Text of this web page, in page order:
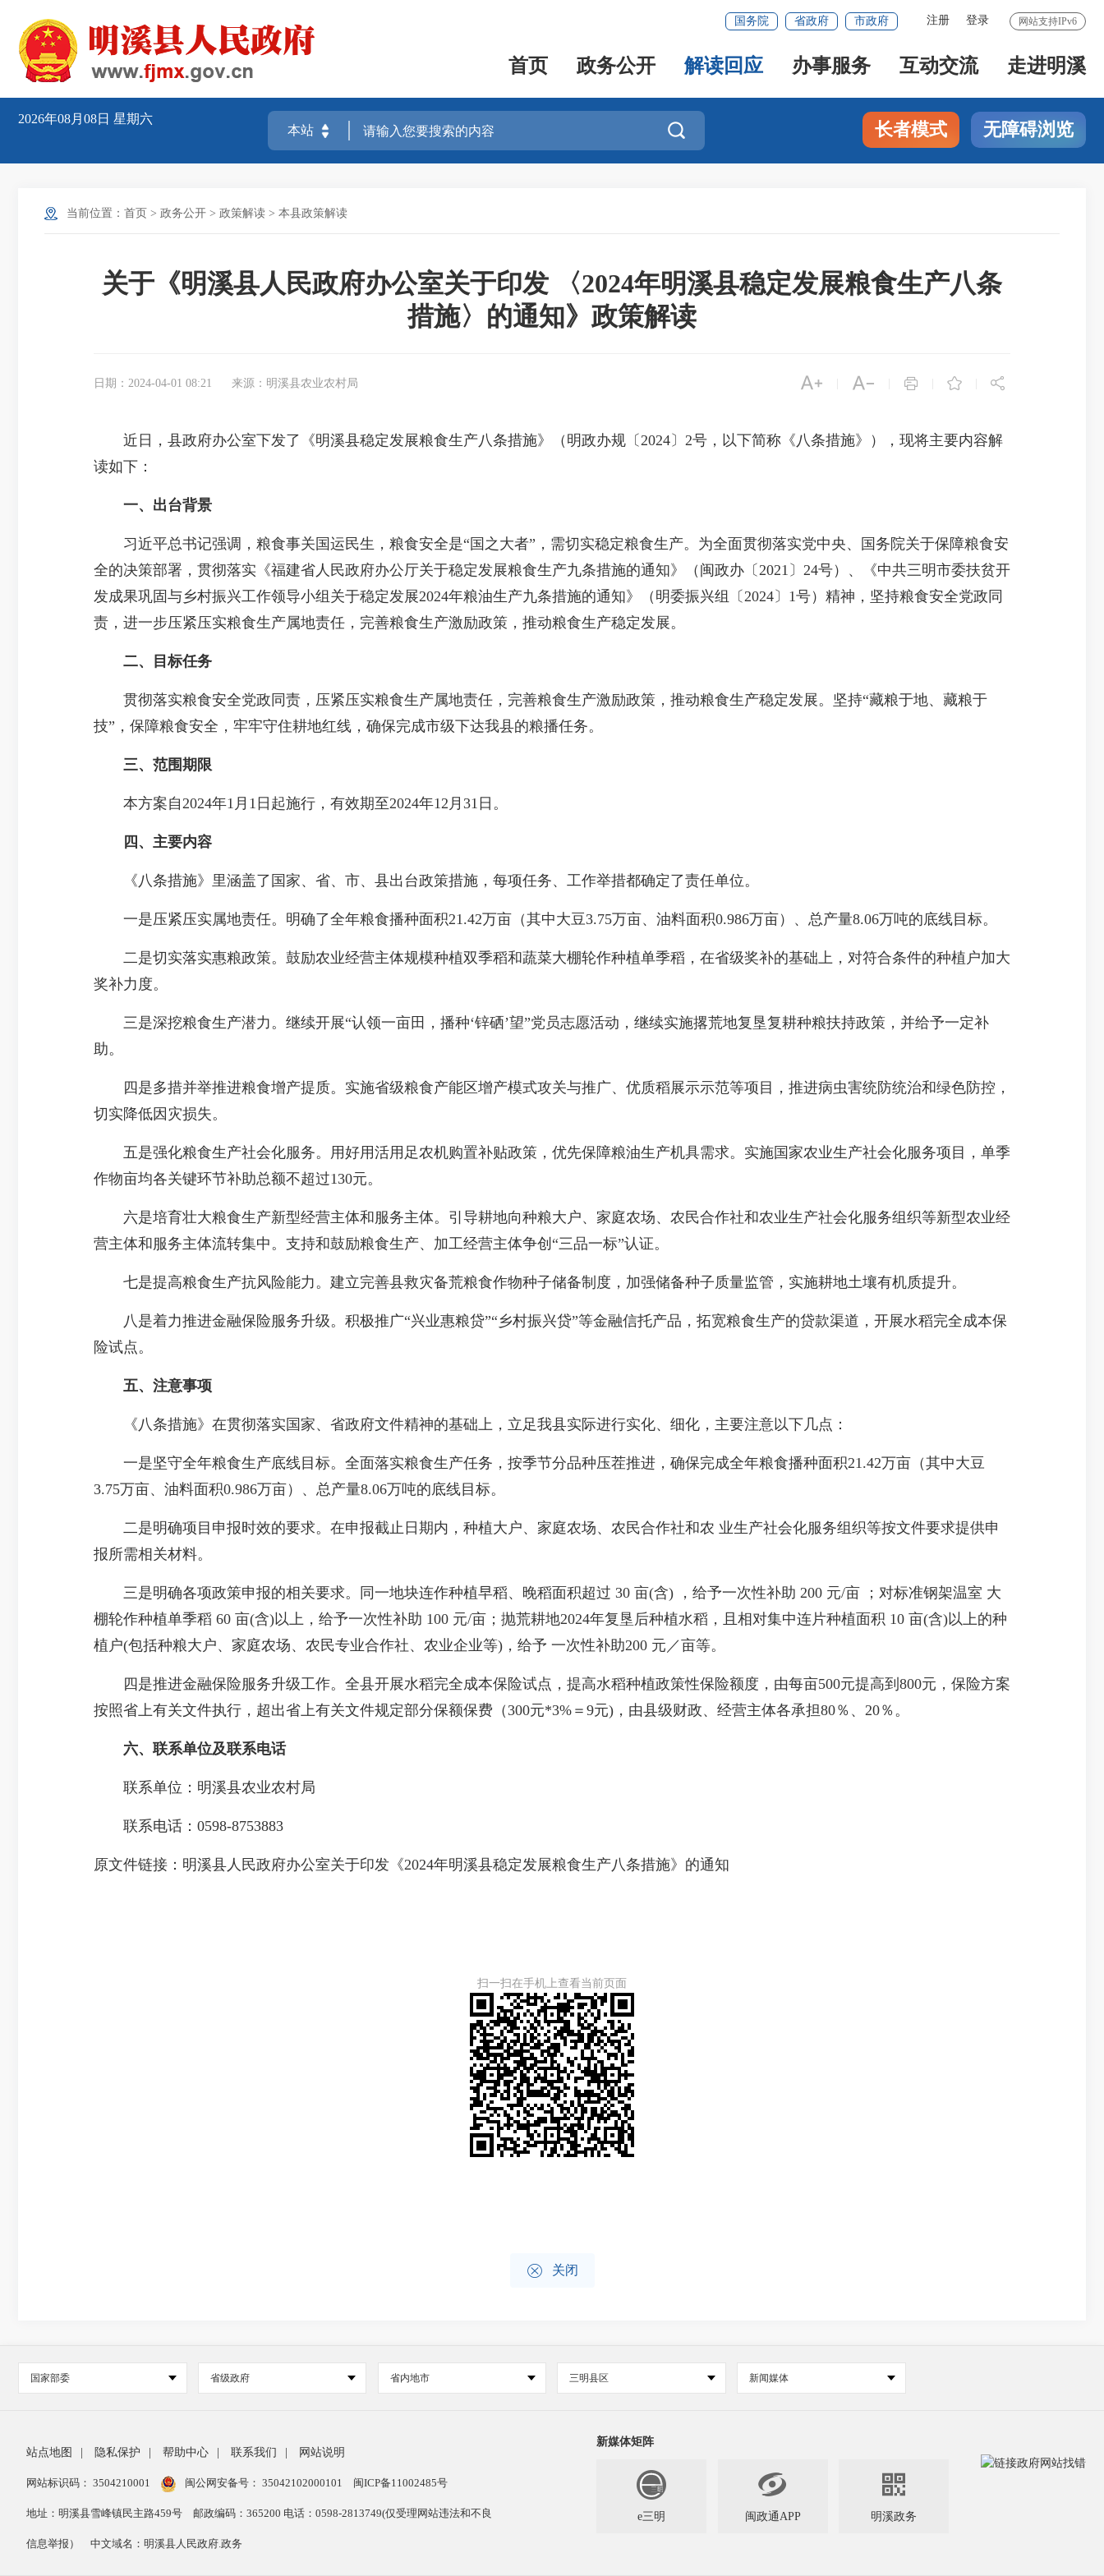
网站支持IPv6
注册 登录
国务院 省政府 市政府
首页 政务公开 解读回应 办事服务 互动交流 走进明溪
2026年08月08日 星期六
 长者模式 无障碍浏览
当前位置： 首页 > 政务公开 > 政策解读 > 本县政策解读
关于《明溪县人民政府办公室关于印发 〈2024年明溪县稳定发展粮食生产八条
措施〉的通知》政策解读
日期：2024-04-01 08:21 来源：明溪县农业农村局     
近日，县政府办公室下发了《明溪县稳定发展粮食生产八条措施》（明政办规〔2024〕2号，以下简称《八条措施》），现将主要内容解
读如下：
一、出台背景
习近平总书记强调，粮食事关国运民生，粮食安全是“国之大者”，需切实稳定粮食生产。为全面贯彻落实党中央、国务院关于保障粮食安
全的决策部署，贯彻落实《福建省人民政府办公厅关于稳定发展粮食生产九条措施的通知》（闽政办〔2021〕24号）、《中共三明市委扶贫开
发成果巩固与乡村振兴工作领导小组关于稳定发展2024年粮油生产九条措施的通知》（明委振兴组〔2024〕1号）精神，坚持粮食安全党政同
责，进一步压紧压实粮食生产属地责任，完善粮食生产激励政策，推动粮食生产稳定发展。
二、目标任务
贯彻落实粮食安全党政同责，压紧压实粮食生产属地责任，完善粮食生产激励政策，推动粮食生产稳定发展。坚持“藏粮于地、藏粮于
技”，保障粮食安全，牢牢守住耕地红线，确保完成市级下达我县的粮播任务。
三、范围期限
本方案自2024年1月1日起施行，有效期至2024年12月31日。
四、 主要内容
《八条措施》里涵盖了国家、省、市、县出台政策措施，每项任务、工作举措都确定了责任单位。
一是压紧压实属地责任。明确了全年粮食播种面积21.42万亩（其中大豆3.75万亩、油料面积0.986万亩）、总产量8.06万吨的底线目标。
二是切实落实惠粮政策。鼓励农业经营主体规模种植双季稻和蔬菜大棚轮作种植单季稻，在省级奖补的基础上，对符合条件的种植户加大
奖补力度。
三是深挖粮食生产潜力。继续开展“认领一亩田，播种‘锌硒’望”党员志愿活动，继续实施撂荒地复垦复耕种粮扶持政策，并给予一定补
助。
四是多措并举推进粮食增产提质。实施省级粮食产能区增产模式攻关与推广、优质稻展示示范等项目，推进病虫害统防统治和绿色防控，
切实降低因灾损失。
五是强化粮食生产社会化服务。用好用活用足农机购置补贴政策，优先保障粮油生产机具需求。实施国家农业生产社会化服务项目，单季
作物亩均各关键环节补助总额不超过130元。
六是培育壮大粮食生产新型经营主体和服务主体。引导耕地向种粮大户、家庭农场、农民合作社和农业生产社会化服务组织等新型农业经
营主体和服务主体流转集中。支持和鼓励粮食生产、加工经营主体争创“三品一标”认证。
七是提高粮食生产抗风险能力。建立完善县救灾备荒粮食作物种子储备制度，加强储备种子质量监管，实施耕地土壤有机质提升。
八是着力推进金融保险服务升级。积极推广“兴业惠粮贷”“乡村振兴贷”等金融信托产品，拓宽粮食生产的贷款渠道，开展水稻完全成本保
险试点。
五、注意事项
《八条措施》在贯彻落实国家、省政府文件精神的基础上，立足我县实际进行实化、细化，主要注意以下几点：
一是坚守全年粮食生产底线目标。全面落实粮食生产任务，按季节分品种压茬推进，确保完成全年粮食播种面积21.42万亩（其中大豆
3.75万亩、油料面积0.986万亩）、总产量8.06万吨的底线目标。
二是明确项目申报时效的要求。在申报截止日期内，种植大户、家庭农场、农民合作社和农 业生产社会化服务组织等按文件要求提供申
报所需相关材料。
三是明确各项政策申报的相关要求。同一地块连作种植早稻、晚稻面积超过 30 亩(含) ，给予一次性补助 200 元/亩 ；对标准钢架温室 大
棚轮作种植单季稻 60 亩(含)以上，给予一次性补助 100 元/亩；抛荒耕地2024年复垦后种植水稻，且相对集中连片种植面积 10 亩(含)以上的种
植户(包括种粮大户、家庭农场、农民专业合作社、农业企业等)，给予 一次性补助200 元／亩等。
四是推进金融保险服务升级工作。全县开展水稻完全成本保险试点，提高水稻种植政策性保险额度，由每亩500元提高到800元，保险方案
按照省上有关文件执行，超出省上有关文件规定部分保额保费（300元*3%＝9元)，由县级财政、经营主体各承担80％、20％。
六、联系单位及联系电话
联系单位：明溪县农业农村局
联系电话：0598-8753883
原文件链接： 明溪县人民政府办公室关于印发《2024年明溪县稳定发展粮食生产八条措施》的通知
扫一扫在手机上查看当前页面
 关闭
国家部委 省级政府 省内地市 三明县区 新闻媒体
站点地图 隐私保护 帮助中心 联系我们 网站说明
网站标识码： 3504210001 闽公网安备号： 35042102000101 闽ICP备11002485号
地址：明溪县雪峰镇民主路459号 邮政编码：365200 电话：0598-2813749(仅受理网站违法和不良
信息举报） 中文域名：明溪县人民政府.政务
新媒体矩阵
e三明

闽政通APP

明溪政务